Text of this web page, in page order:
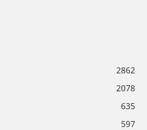
2862
2078
635
597